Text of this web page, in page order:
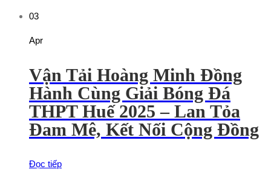
03
Apr
Vận Tải Hoàng Minh Đồng
Hành Cùng Giải Bóng Đá
THPT Huế 2025 – Lan Tỏa
Đam Mê, Kết Nối Cộng Đồng
Đọc tiếp